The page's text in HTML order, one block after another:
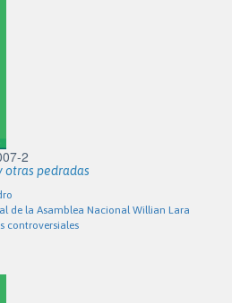
2
otras pedradas
de la Asamblea Nacional Willian Lara
controversiales